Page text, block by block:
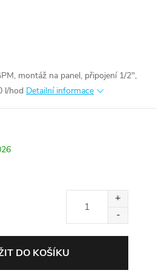
montáž na panel, připojení 1/2",
l/hod Detailní informace
DO KOŠÍKU